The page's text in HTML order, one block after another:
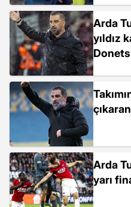
Arda
yıldız
Arda
yarı